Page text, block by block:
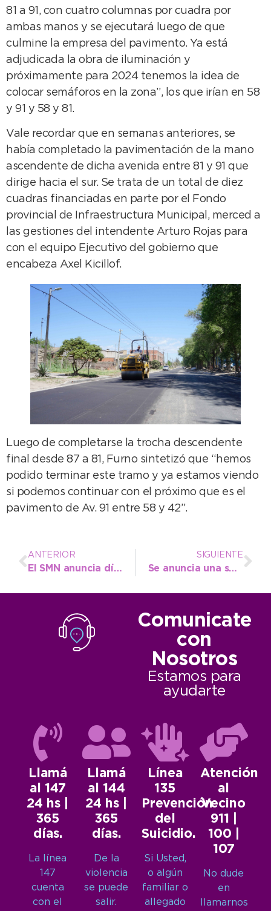
81 a 91, con cuatro columnas por cuadra por
ambas manos y se ejecutará luego de que
culmine la empresa del pavimento. Ya está
adjudicada la obra de iluminación y
próximamente para 2024 tenemos la idea de
colocar semáforos en la zona”, los que irían en 58
y 91 y 58 y 81.
Vale recordar que en semanas anteriores, se
había completado la pavimentación de la mano
ascendente de dicha avenida entre 81 y 91 que
dirige hacia el sur. Se trata de un total de diez
cuadras financiadas en parte por el Fondo
provincial de Infraestructura Municipal, merced a
las gestiones del intendente Arturo Rojas para
con el equipo Ejecutivo del gobierno que
encabeza Axel Kicillof.
Luego de completarse la trocha descendente
final desde 87 a 81, Furno sintetizó que “hemos
podido terminar este tramo y ya estamos viendo
si podemos continuar con el próximo que es el
pavimento de Av. 91 entre 58 y 42”.
ANTERIOR
El SMN anuncia días con muy buenas temperaturas pero con tormentas
SIGUIENTE
Se anuncia una semana de bajas temperaturas y recién el viernes volvería el calor
Comunicate
con
Nosotros
Estamos para
ayudarte
Llamá
al 147
24 hs |
365
días.
La línea
147
cuenta
con el
Llamá
al 144
24 hs |
365
días.
De la
violencia
se puede
salir.
Línea
135
Prevención
del
Suicidio.
Si Usted,
o algún
familiar o
allegado
Atención
al
Vecino
911 |
100 |
107
No dude
en
llamarnos